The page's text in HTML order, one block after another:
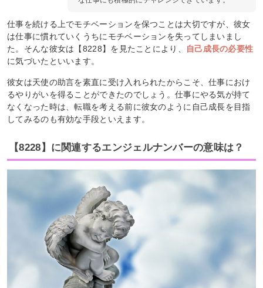
仕事を続ける上でモチベーションを保つことは大切ですが、彼女
は仕事に慣れていくうちにモチベーションを失ってしまいまし
た。そんな彼女は【8228】を見たことにより、
自己成長の必要性
に気づいたといいます。
彼女は天使の助言を素直に受け入れられたからこそ、仕事におけ
るやりがいを得ることができたのでしょう。仕事にやる気が持て
なくなった時は、転職を考える前に彼女のように自己成長を目指
してみるのも有効な手段といえます。
【8228】に関連するエンジェルナンバーの意味は？